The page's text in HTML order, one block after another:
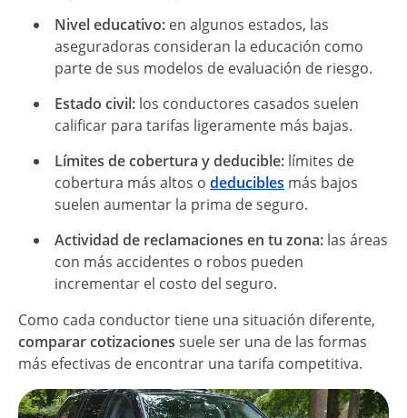
Nivel educativo: en algunos estados, las
aseguradoras consideran la educación como
parte de sus modelos de evaluación de riesgo.
Estado civil: los conductores casados suelen
calificar para tarifas ligeramente más bajas.
Límites de cobertura y deducible: límites de
cobertura más altos o deducibles más bajos
suelen aumentar la prima de seguro.
Actividad de reclamaciones en tu zona: las áreas
con más accidentes o robos pueden
incrementar el costo del seguro.
Como cada conductor tiene una situación diferente,
comparar cotizaciones suele ser una de las formas
más efectivas de encontrar una tarifa competitiva.